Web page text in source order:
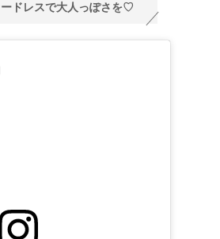
ドレスで大人っぽさを♡